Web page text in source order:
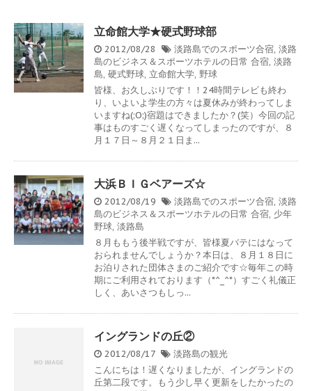
立命館大学★硬式野球部
2012/08/28 淡路島でのスポーツ合宿, 淡路
島のビジネス＆スポーツホテルの日常 合宿, 淡路
島, 硬式野球, 立命館大学, 野球
皆様、お久しぶりです！！24時間テレビも終わ
り、いよいよ学生の方々は夏休みが終わってしま
いますね(;O;)宿題はできましたか？(笑）今回の記
事はものすごく遅くなってしまったのですが、８
月１７日～８月２１日ま...
大浜ＢＩＧベアーズ☆
2012/08/19 淡路島でのスポーツ合宿, 淡路
島のビジネス＆スポーツホテルの日常 合宿, 少年
野球, 淡路島
８月ももう後半戦ですが、皆様夏バテにはなって
おられませんでしょうか？本日は、８月１８日に
お泊りされた団体さまのご紹介です☆毎年この時
期にご利用されております（*^_^*）すごく礼儀正
しく、あいさつもしっ...
イングランドの丘②
2012/08/17
淡路島の観光
こんにちは！遅くなりましたが、イングランドの
丘第二段です。もう少し早く更新をしたかったの